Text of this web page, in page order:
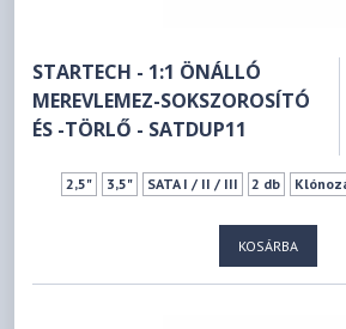
STARTECH - 1:1 ÖNÁLLÓ
MEREVLEMEZ-SOKSZOROSÍTÓ
ÉS -TÖRLŐ - SATDUP11
2,5" 3,5" SATA I / II / III 2 db
KOSÁRBA